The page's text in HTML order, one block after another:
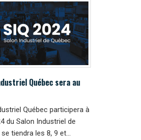
Québec sera au
Québec participera à
du Salon Industriel de
tiendra les 8, 9 et...